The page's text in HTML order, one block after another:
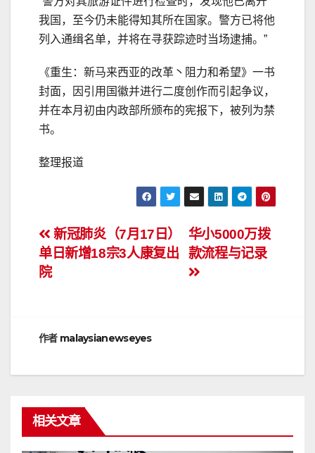
我国，至今仍未能得知其所在国家。警方已将他
列入通缉名单，并将在寻获踪迹时当场逮捕。”
《重生：新马来西亚的改革丶阻力和希望》一书
封面，因引用国徽并进行二度创作而引起争议，
并在本月初由内政部所颁布的宪报下，被列为禁
书。
整理报道
文
章
航
华小5000万拨
款流程与记录
新冠肺炎（7月17日）
单日新增18宗3人康复出
院
作者 malaysianewseyes
相关文章